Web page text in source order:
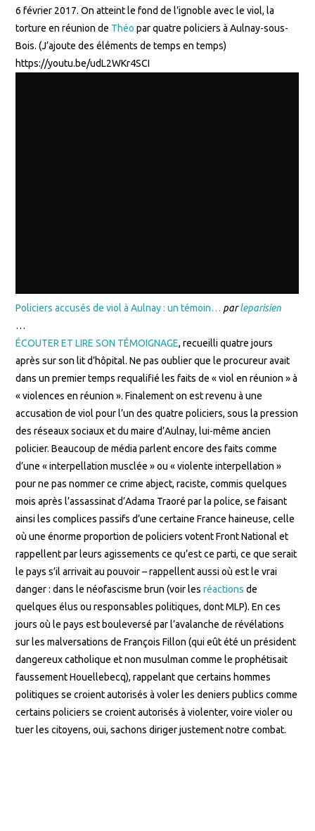
6 février 2017. On atteint le fond de l’ignoble avec le viol, la
torture en réunion de Théo par quatre policiers à Aulnay-sous-
Bois. (J’ajoute des éléments de temps en temps)
https://youtu.be/udL2WKr4SCI
Policiers accusés de viol à Aulnay : un témoin… parleparisien
…
ÉCOUTER ET LIRE SON TÉMOIGNAGE, recueilli quatre jours
après sur son lit d’hôpital. Ne pas oublier que le procureur avait
dans un premier temps requalifié les faits de « viol en réunion » à
« violences en réunion ». Finalement on est revenu à une
accusation de viol pour l’un des quatre policiers, sous la pression
des réseaux sociaux et du maire d’Aulnay, lui-même ancien
policier. Beaucoup de média parlent encore des faits comme
d’une « interpellation musclée » ou « violente interpellation »
pour ne pas nommer ce crime abject, raciste, commis quelques
mois après l’assassinat d’Adama Traoré par la police, se faisant
ainsi les complices passifs d’une certaine France haineuse, celle
où une énorme proportion de policiers votent Front National et
rappellent par leurs agissements ce qu’est ce parti, ce que serait
le pays s’il arrivait au pouvoir – rappellent aussi où est le vrai
danger : dans le néofascisme brun (voir lesréactions de
quelques élus ou responsables politiques, dont MLP). En ces
jours où le pays est bouleversé par l’avalanche de révélations
sur les malversations de François Fillon (qui eût été un président
dangereux catholique et non musulman comme le prophétisait
faussement Houellebecq), rappelant que certains hommes
politiques se croient autorisés à voler les deniers publics comme
certains policiers se croient autorisés à violenter, voire violer ou
tuer les citoyens, oui, sachons diriger justement notre combat.